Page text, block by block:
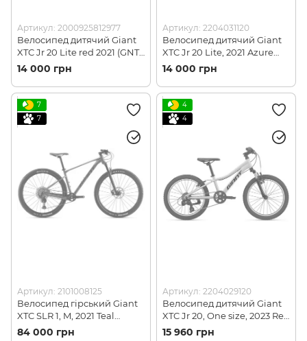
Артикул: 2000925812977
Велосипед дитячий Giant
XTC Jr 20 Lite red 2021 (GNT-
XTC-JR-20-Lite-Red)
14 000 грн
Артикул: 2204031120
Велосипед дитячий Giant
XTC Jr 20 Lite, 2021 Azure
(2204031120)
14 000 грн
7
7
Артикул: 2101008125
Велосипед гірський Giant
XTC SLR 1, M, 2021 Teal
(2101008125)
84 000 грн
4
4
Артикул: 2204029120
Велосипед дитячий Giant
XTC Jr 20, One size, 2023 Red
(2204029120)
15 960 грн